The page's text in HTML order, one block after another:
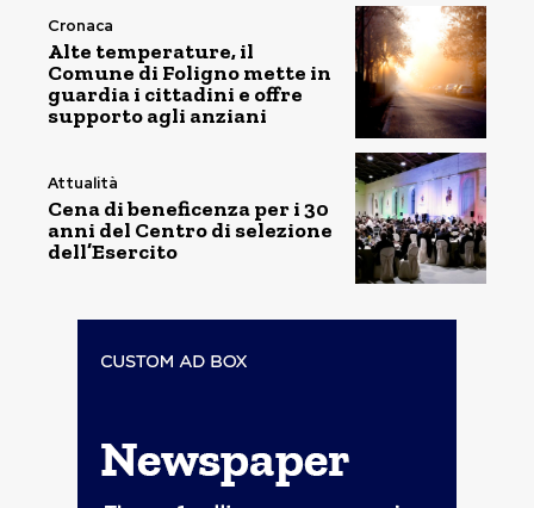
Cronaca
Alte temperature, il
Comune di Foligno mette in
guardia i cittadini e offre
supporto agli anziani
Attualità
Cena di beneficenza per i 30
anni del Centro di selezione
dell’Esercito